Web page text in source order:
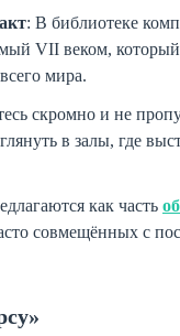
: В библиотеке
VII веком,
мира.
скромно и не
в залы, где
как часть
совмещённых с